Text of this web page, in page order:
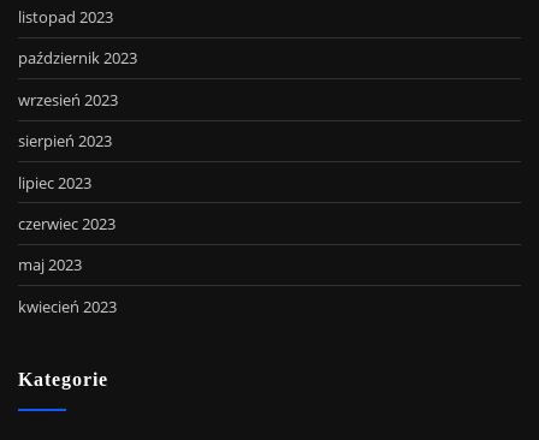
listopad 2023
październik 2023
wrzesień 2023
sierpień 2023
lipiec 2023
czerwiec 2023
maj 2023
kwiecień 2023
Kategorie